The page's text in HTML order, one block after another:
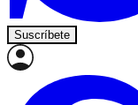
Suscríbete